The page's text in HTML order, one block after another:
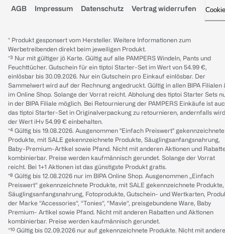
AGB Impressum Datenschutz Vertrag widerrufen
* Produkt gesponsert vom Hersteller. Weitere Informationen zum
Werbetreibenden direkt beim jeweiligen Produkt.
*³ Nur mit gültiger jö Karte. Gültig auf alle PAMPERS Windeln, Pants und
Feuchttücher. Gutschein für ein tiptoi Starter-Set im Wert von 54.99 €,
einlösbar bis 30.09.2026. Nur ein Gutschein pro Einkauf einlösbar. Der
Sammelwert wird auf der Rechnung angedruckt. Gültig in allen BIPA Filialen
im Online Shop. Solange der Vorrat reicht. Abholung des tiptoi Starter Sets
in der BIPA Filiale möglich. Bei Retournierung der PAMPERS Einkäufe ist
das tiptoi Starter-Set in Originalverpackung zu retournieren, andernfalls wird
der Wert iHv 54.99 € einbehalten.
*⁴ Gültig bis 19.08.2026. Ausgenommen "Einfach Preiswert" gekennzeichnete
Produkte, mit SALE gekennzeichnete Produkte, Säuglingsanfangsnahrung,
Baby-Premium-Artikel sowie Pfand. Nicht mit anderen Aktionen und
kombinierbar. Preise werden kaufmännisch gerundet. Solange der Vorrat
reicht. Bei 1+1 Aktionen ist das günstigste Produkt gratis.
*⁸ Gültig bis 12.08.2026 nur im BIPA Online Shop. Ausgenommen „Einfach
Preiswert“ gekennzeichnete Produkte, mit SALE gekennzeichnete Produkte,
Säuglingsanfangsnahrung, Fotoprodukte, Gutschein- und Wertkarten,
der Marke “Accessories“, “Tonies“, “Mavie“, preisgebundene Ware, Baby
Premium- Artikel sowie Pfand. Nicht mit anderen Rabatten und Aktionen
kombinierbar. Preise werden kaufmännisch gerundet.
*¹⁰ Gültig bis 02.09.2026 nur auf gekennzeichnete Produkte. Nicht mit